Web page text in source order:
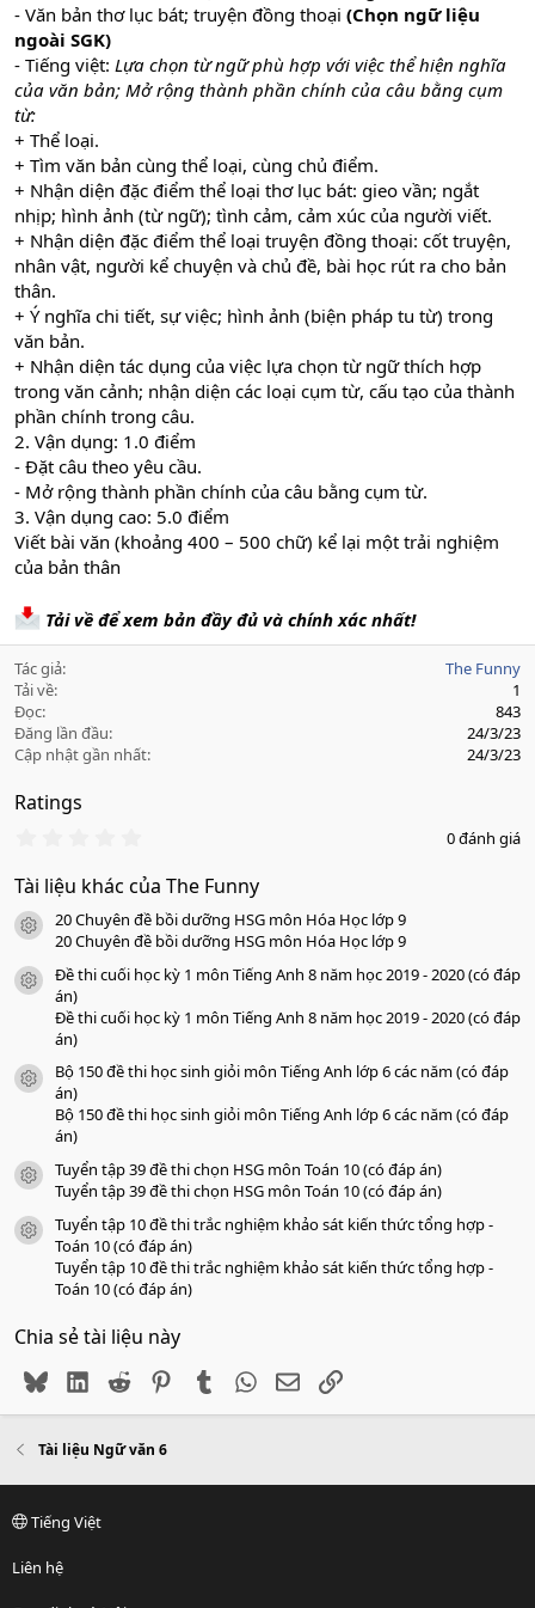
- Văn bản thơ lục bát; truyện đồng thoại (Chọn ngữ liệu
ngoài SGK)
- Tiếng việt: Lựa chọn từ ngữ phù hợp với việc thể hiện nghĩa
của văn bản; Mở rộng thành phần chính của câu bằng cụm
từ:
+ Thể loại.
+ Tìm văn bản cùng thể loại, cùng chủ điểm.
+ Nhận diện đặc điểm thể loại thơ lục bát: gieo vần; ngắt
nhịp; hình ảnh (từ ngữ); tình cảm, cảm xúc của người viết.
+ Nhận diện đặc điểm thể loại truyện đồng thoại: cốt truyện,
nhân vật, người kể chuyện và chủ đề, bài học rút ra cho bản
thân.
+ Ý nghĩa chi tiết, sự việc; hình ảnh (biện pháp tu từ) trong
văn bản.
+ Nhận diện tác dụng của việc lựa chọn từ ngữ thích hợp
trong văn cảnh; nhận diện các loại cụm từ, cấu tạo của thành
phần chính trong câu.
2. Vận dụng: 1.0 điểm
- Đặt câu theo yêu cầu.
- Mở rộng thành phần chính của câu bằng cụm từ.
3. Vận dụng cao: 5.0 điểm
Viết bài văn (khoảng 400 – 500 chữ) kể lại một trải nghiệm
của bản thân
Tải về để xem bản đầy đủ và chính xác nhất!
Tác giả
The Funny
Tải về
1
Đọc
843
Đăng lần đầu
24/3/23
Cập nhật gần nhất
24/3/23
Ratings
0
0
s
a
o
0 đánh giá
Tài liệu khác của The Funny
icon tài liệu
20 Chuyên đề bồi dưỡng HSG môn Hóa Học lớp 9
20 Chuyên đề bồi dưỡng HSG môn Hóa Học lớp 9
icon tài liệu
Đề thi cuối học kỳ 1 môn Tiếng Anh 8 năm học 2019 - 2020 (có đáp
án)
Đề thi cuối học kỳ 1 môn Tiếng Anh 8 năm học 2019 - 2020 (có đáp
án)
icon tài liệu
Bộ 150 đề thi học sinh giỏi môn Tiếng Anh lớp 6 các năm (có đáp
án)
Bộ 150 đề thi học sinh giỏi môn Tiếng Anh lớp 6 các năm (có đáp
án)
icon tài liệu
Tuyển tập 39 đề thi chọn HSG môn Toán 10 (có đáp án)
Tuyển tập 39 đề thi chọn HSG môn Toán 10 (có đáp án)
icon tài liệu
Tuyển tập 10 đề thi trắc nghiệm khảo sát kiến thức tổng hợp -
Toán 10 (có đáp án)
Tuyển tập 10 đề thi trắc nghiệm khảo sát kiến thức tổng hợp -
Toán 10 (có đáp án)
Chia sẻ tài liệu này
BlueskyLinkedIn
Reddit PinterestTumblr WhatsApp
EmailLink
Tài liệu Ngữ văn 6
Tiếng Việt
Liên hệ